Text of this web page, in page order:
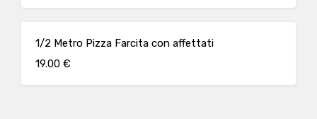
1/2 Metro Pizza Farcita con affettati
19.00 €